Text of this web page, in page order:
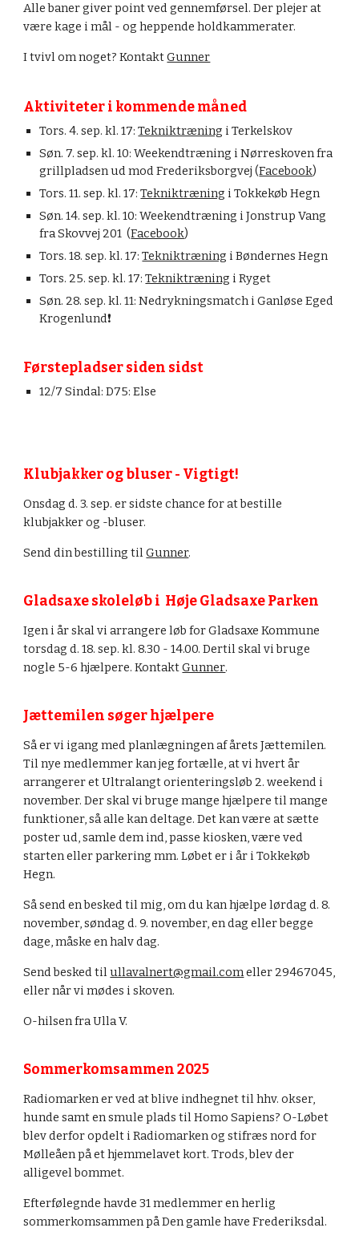
Alle baner giver point ved gennemførsel. Der plejer at
være kage i mål - og heppende holdkammerater.
I tvivl om noget? KontaktGunner
Aktiviteter i kommende måned
Tors. 4. sep. kl. 17:Tekniktræning i Terkelskov
Søn. 7. sep. kl. 10: Weekendtræning i Nørreskoven fra
grillpladsen ud mod Frederiksborgvej (Facebook)
Tors. 11. sep. kl. 17:Tekniktræning i Tokkekøb Hegn
Søn. 14. sep. kl. 10: Weekendtræning i Jonstrup Vang
fra Skovvej 201 (Facebook)
Tors. 18. sep. kl. 17:Tekniktræning i Bøndernes Hegn
Tors. 25. sep. kl. 17:Tekniktræning i Ryget
Søn. 28. sep. kl. 11: Nedrykningsmatch i Ganløse Eged
Krogenlund❗
Førstepladser siden sidst
12/7 Sindal: D75: Else
Klubjakker og bluser - Vigtigt!
Onsdag d. 3. sep. er sidste chance for at bestille
klubjakker og -bluser.
Send din bestilling tilGunner.
Gladsaxe skoleløb i Høje Gladsaxe Parken
Igen i år skal vi arrangere løb for Gladsaxe Kommune
torsdag d. 18. sep. kl. 8.30 - 14.00. Dertil skal vi bruge
nogle 5-6 hjælpere. KontaktGunner.
Jættemilen søger hjælpere
Så er vi igang med planlægningen af årets Jættemilen.
Til nye medlemmer kan jeg fortælle, at vi hvert år
arrangerer et Ultralangt orienteringsløb 2. weekend i
november. Der skal vi bruge mange hjælpere til mange
funktioner, så alle kan deltage. Det kan være at sætte
poster ud, samle dem ind, passe kiosken, være ved
starten eller parkering mm. Løbet er i år i Tokkekøb
Hegn.
Så send en besked til mig, om du kan hjælpe lørdag d. 8.
november, søndag d. 9. november, en dag eller begge
dage, måske en halv dag.
Send besked tilullavalnert@gmail.comeller 29467045,
eller når vi mødes i skoven.
O-hilsen fra Ulla V.
Sommerkomsammen 2025
Radiomarken er ved at blive indhegnet til hhv. okser,
hunde samt en smule plads til Homo Sapiens? O-Løbet
blev derfor opdelt i Radiomarken og stifræs nord for
Mølleåen på et hjemmelavet kort. Trods, blev der
alligevel bommet.
Efterfølegnde havde 31 medlemmer en herlig
sommerkomsammen på Den gamle have Frederiksdal.